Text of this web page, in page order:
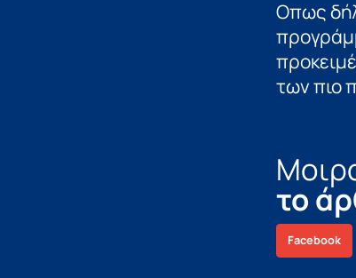
Οπως
των πιο
το
Facebook